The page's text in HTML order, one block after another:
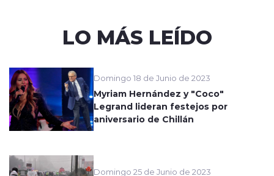
LO MÁS LEÍDO
Domingo 18 de Junio de 2023
Myriam Hernández y "Coco"
Legrand lideran festejos por
aniversario de Chillán
Domingo 25 de Junio de 2023